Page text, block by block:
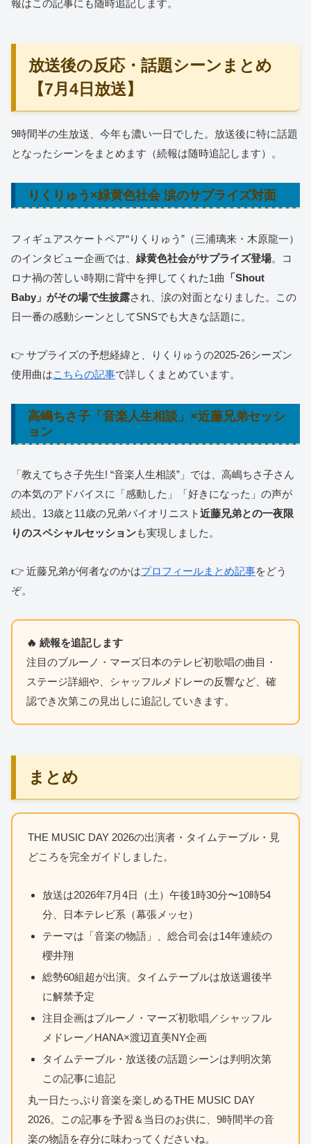
報はこの記事にも随時追記します。
放送後の反応・話題シーンまとめ
【7月4日放送】
9時間半の生放送、今年も濃い一日でした。放送後に特に話題
となったシーンをまとめます（続報は随時追記します）。
りくりゅう×緑黄色社会 涙のサプライズ対面
フィギュアスケートペア“りくりゅう”（三浦璃来・木原龍一）
のインタビュー企画では、 緑黄色社会がサプライズ登場。コ
ロナ禍の苦しい時期に背中を押してくれた1曲
「Shout
Baby」がその場で生披露され、涙の対面となりました。この
日一番の感動シーンとしてSNSでも大きな話題に。
👉 サプライズの予想経緯と、りくりゅうの2025-26シーズン
使用曲はこちらの記事で詳しくまとめています。
高嶋ちさ子「音楽人生相談」×近藤兄弟セッシ
ョン
「教えてちさ子先生! “音楽人生相談”」では、高嶋ちさ子さん
の本気のアドバイスに「感動した」「好きになった」の声が
続出。13歳と11歳の兄弟バイオリニスト近藤兄弟との一夜限
りのスペシャルセッションも実現しました。
👉 近藤兄弟が何者なのかはプロフィールまとめ記事をどう
ぞ。
🔥 続報を追記します
注目のブルーノ・マーズ日本のテレビ初歌唱の曲目・
ステージ詳細や、シャッフルメドレーの反響など、確
認でき次第この見出しに追記していきます。
まとめ
THE MUSIC DAY 2026の出演者・タイムテーブル・見
どころを完全ガイドしました。
放送は2026年7月4日（土）午後1時30分〜10時54
分、日本テレビ系（幕張メッセ）
テーマは「音楽の物語」、総合司会は14年連続の
櫻井翔
総勢60組超が出演。タイムテーブルは放送週後半
に解禁予定
注目企画はブルーノ・マーズ初歌唱／シャッフル
メドレー／HANA×渡辺直美NY企画
タイムテーブル・放送後の話題シーンは判明次第
この記事に追記
丸一日たっぷり音楽を楽しめるTHE MUSIC DAY
2026。この記事を予習＆当日のお供に、9時間半の音
楽の物語を存分に味わってくださいね。